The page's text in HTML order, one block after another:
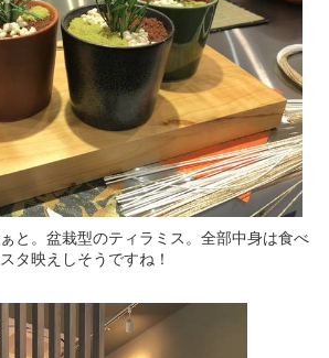
と。盆栽型のティラミス。全部中身は食べ
タ映えしそうですね！